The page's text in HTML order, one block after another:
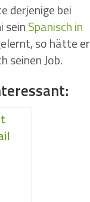
derjenige bei
seinSpanisch in
so hätte er
seinen Job.